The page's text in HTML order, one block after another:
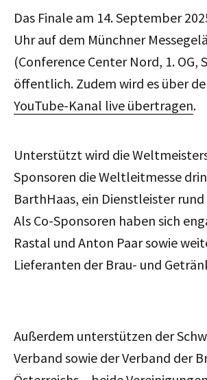
Das Finale am 14. September
Uhr auf dem Münchner
(Conference Center Nord, 1. OG,
öffentlich. Zudem wird es über
YouTube-Kanal live übertragen.
Unterstützt wird die
Sponsoren die Weltleitmesse
BarthHaas, ein Dienstleister
Als Co-Sponsoren haben sich
Rastal und Anton Paar sowie
Lieferanten der Brau- und
Außerdem unterstützen der
Verband sowie der Verband der